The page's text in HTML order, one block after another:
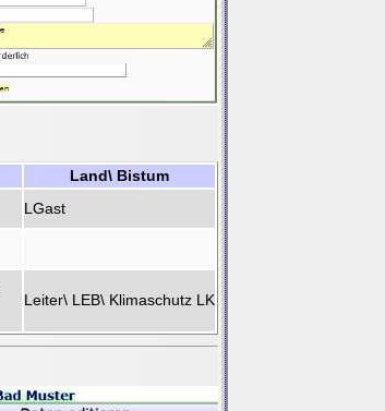
Land\ Bistum
LGast
Leiter\ LEB\ Klimaschutz LK